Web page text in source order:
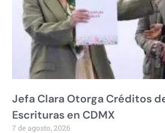
Jefa Clara Otorga Créditos
Escrituras en CDMX
7 de agosto, 2026